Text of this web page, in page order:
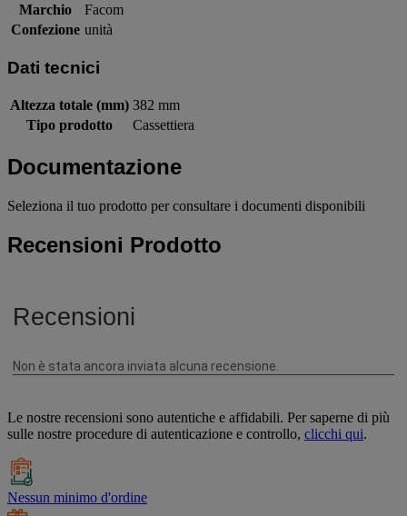
Marchio
Facom
Confezione unità
Dati tecnici
Altezza totale (mm) 382 mm
Tipo prodotto
Cassettiera
Documentazione
Seleziona il tuo prodotto per consultare i documenti disponibili
Recensioni Prodotto
Le nostre recensioni sono autentiche e affidabili. Per saperne di più
sulle nostre procedure di autenticazione e controllo, clicchi qui.
Nessun minimo d'ordine